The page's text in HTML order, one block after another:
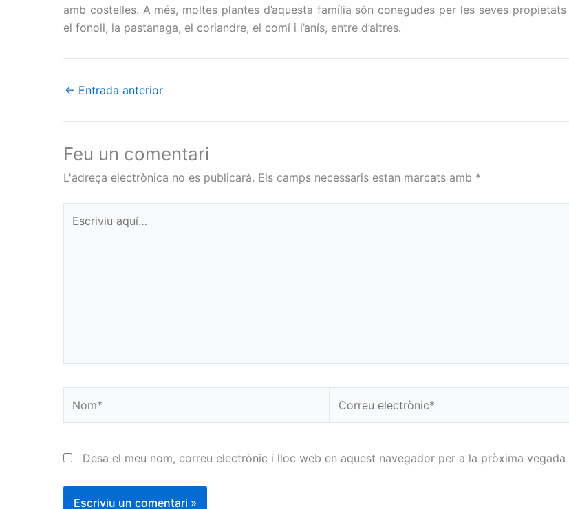
amb costelles. A més, moltes plantes d’aquesta família són conegudes per les seves
el fonoll, la pastanaga, el coriandre, el comí i l’anís, entre d’altres.
← Entrada anterior
Feu un comentari
L'adreça electrònica no es publicarà. Els camps necessaris estan marcats amb *
aquí…
electrònic*
Desa el meu nom, correu electrònic i lloc web en aquest navegador per a la pròxima vegada